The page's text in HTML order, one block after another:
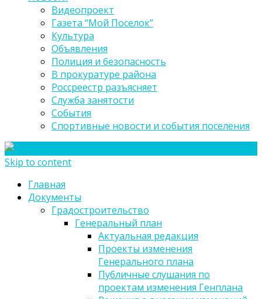
Видеопроект
Газета “Мой Поселок”
Культура
Объявления
Полиция и безопасность
В прокуратуре района
Россреестр разъясняет
Служба занятости
События
Спортивные новости и события поселения
Skip to content
Главная
Документы
Градостроительство
Генеральный план
Актуальная редакция
Проекты изменения
Генерального плана
Публичные слушания по
проектам изменения Генплана